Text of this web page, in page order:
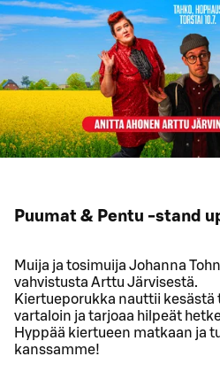
Puumat & Pentu -stand
Muija ja tosimuija Johanna
vahvistusta Arttu Järvisestä.
Kiertueporukka nauttii kesästä
vartaloin ja tarjoaa hilpeät
Hyppää kiertueen matkaan ja
kanssamme!